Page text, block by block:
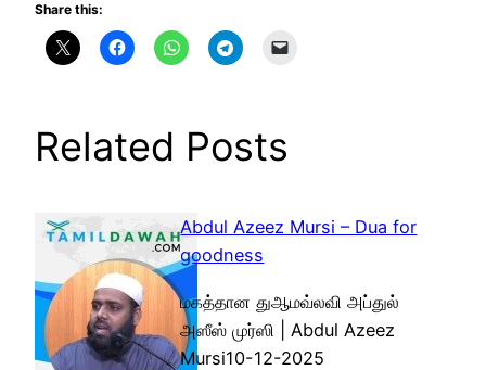
Share this:
Related Posts
Abdul Azeez Mursi – Dua for
goodness
மகத்தான துஆமவ்லவி அப்துல்
அஸீஸ் முர்ஸி | Abdul Azeez
Mursi10-12-2025